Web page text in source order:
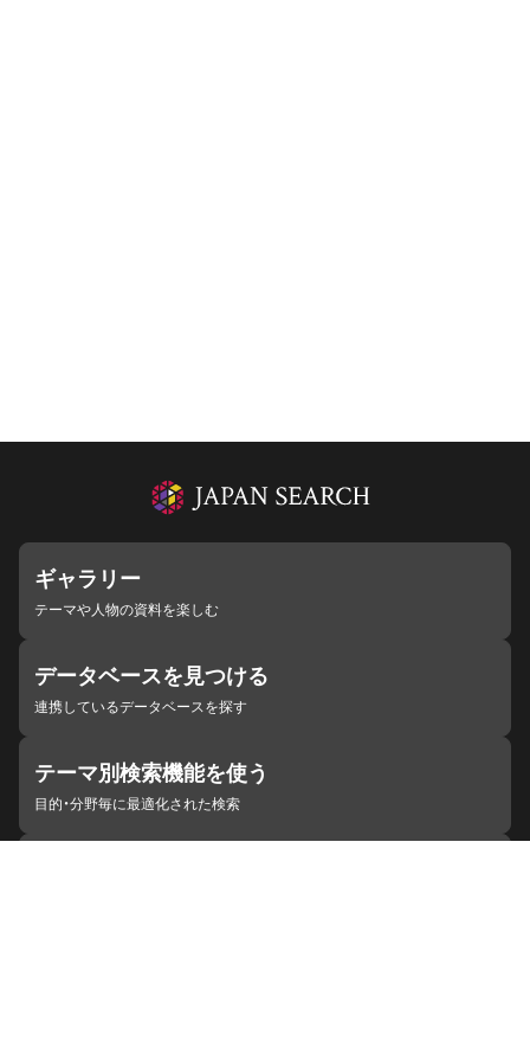
ギャラリー
テーマや人物の資料を楽しむ
データベースを見つける
連携しているデータベースを探す
テーマ別検索機能を使う
目的・分野毎に最適化された検索